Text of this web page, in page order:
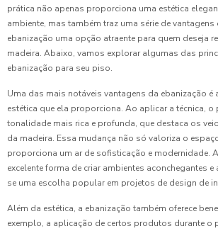
prática não apenas proporciona uma estética
ambiente, mas também traz uma série de vantagens
ebanização uma opção atraente para quem deseja
madeira. Abaixo, vamos explorar algumas das
ebanização para seu piso.
Uma das mais notáveis vantagens da ebanização é
estética que ela proporciona. Ao aplicar a técnica, o
tonalidade mais rica e profunda, que destaca os
da madeira. Essa mudança não só valoriza o
proporciona um ar de sofisticação e modernidade.
excelente forma de criar ambientes aconchegantes
se uma escolha popular em projetos de design de
Além da estética, a ebanização também oferece
exemplo, a aplicação de certos produtos durante o